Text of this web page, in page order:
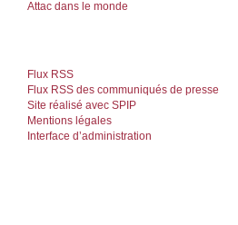
Attac dans le monde
Flux RSS
Flux RSS des communiqués de presse
Site réalisé avec SPIP
Mentions légales
Interface d’administration